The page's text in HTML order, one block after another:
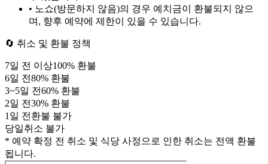
• 노쇼(방문하지 않음)의 경우 예치금이 환불되지 않으
며, 향후 예약에 제한이 있을 수 있습니다.
🔄 취소 및 환불 정책
7일 전 이상100% 환불
6일 전80% 환불
3~5일 전60% 환불
2일 전30% 환불
1 일 전 환불 불가
당일취소 불가
* 예약 확정 전 취소 및 식당 사정으로 인한 취소는 전액 환불
됩니다.